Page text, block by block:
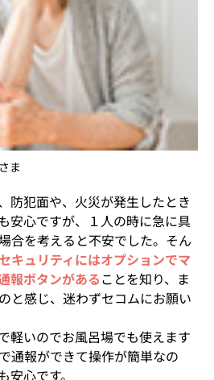
ま
防犯面や、火災が発生したとき
安心ですが、１人の時に急に具
合を考えると不安でした。そん
キュリティにはオプションでマ
報ボタンがあることを知り、ま
と感じ、迷わずセコムにお願い
軽いのでお風呂場でも使えます
通報ができて操作が簡単なの
心です。